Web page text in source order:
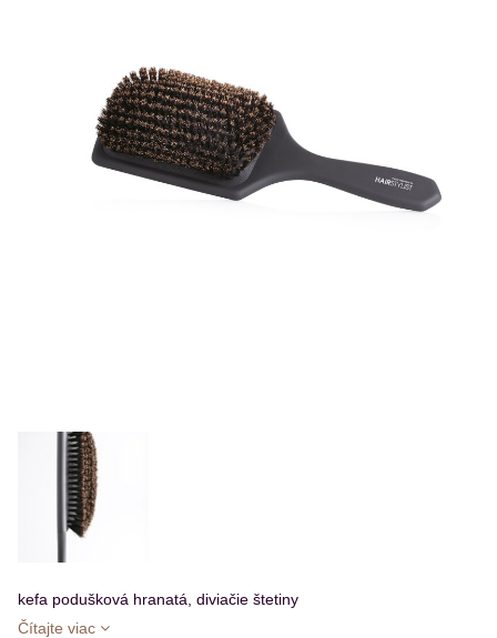
kefa podušková hranatá, diviačie štetiny
Čítajte viac